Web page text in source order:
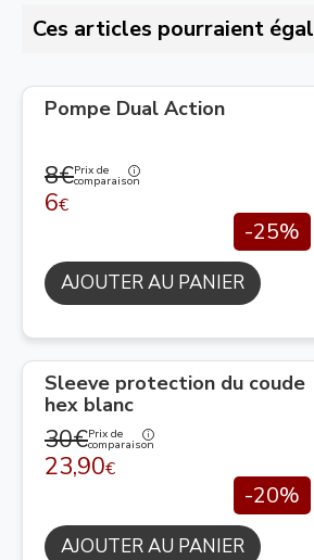
Ces articles pourraient
Pompe Dual Action
8€Prix de
comparaison
6€
-25%
AJOUTER AU PANIER
Sleeve protection du coude
hex blanc
30€Prix de
comparaison
23,90€
-20%
AJOUTER AU PANIER